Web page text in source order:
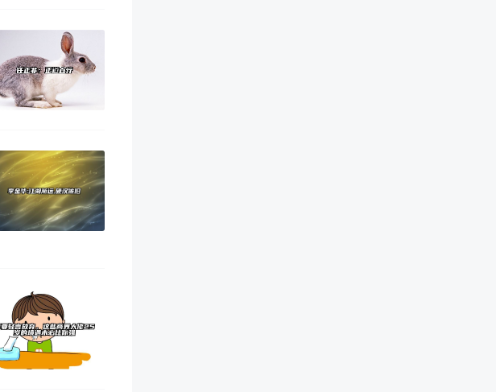
。
的成功瞬间：
一桶金。加入微
经理。在东京
的时间讲述了
高峰会议，意外
软公认的企业文
总裁的身份重
联网产业的独
光火石一般，